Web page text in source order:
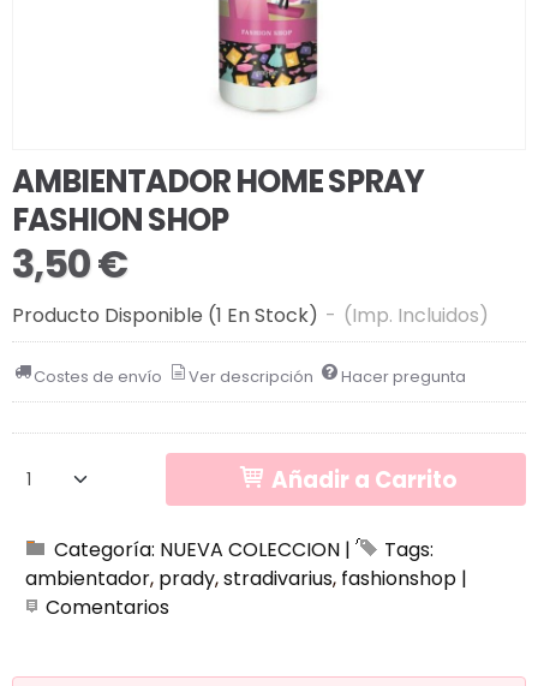
AMBIENTADOR HOME SPRAY
FASHION SHOP
3,50 €
Producto Disponible (1 En Stock) - (Imp. Incluidos)
Costes de envío Ver descripción Hacer pregunta
Añadir a Carrito
Categoría: NUEVA COLECCION |
Tags:
ambientador prady stradivarius fashionshop |
Comentarios